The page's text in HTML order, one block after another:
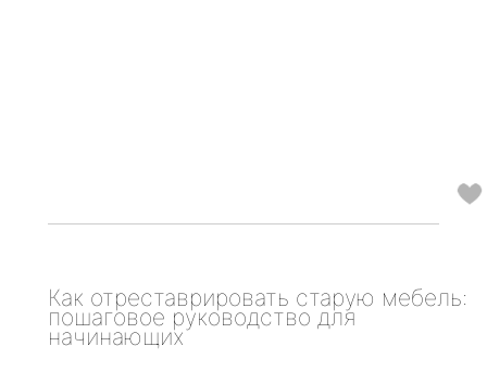
Как отреставрировать старую мебель:
пошаговое руководство для
начинающих